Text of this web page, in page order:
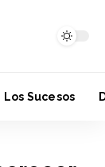
Los Sucesos